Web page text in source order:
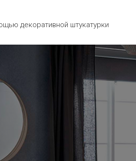
декоративной штукатурки